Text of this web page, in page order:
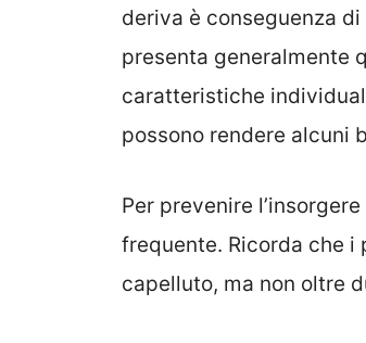
deriva è conseguenza
presenta generalmente
caratteristiche
possono rendere alcuni
Per prevenire
frequente. Ricorda che i
capelluto, ma non oltre